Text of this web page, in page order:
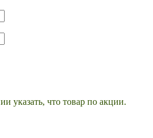
указать, что товар по акции.